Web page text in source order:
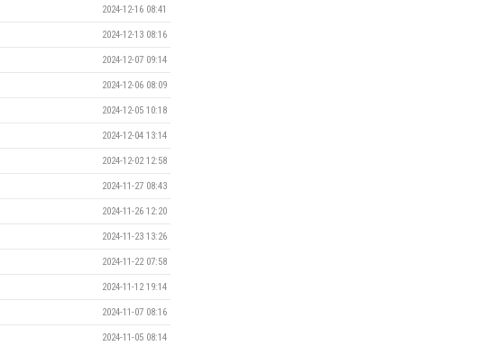
2024-12-16 08:41
2024-12-13 08:16
2024-12-07 09:14
2024-12-06 08:09
2024-12-05 10:18
2024-12-04 13:14
2024-12-02 12:58
2024-11-27 08:43
2024-11-26 12:20
2024-11-23 13:26
2024-11-22 07:58
2024-11-12 19:14
2024-11-07 08:16
2024-11-05 08:14